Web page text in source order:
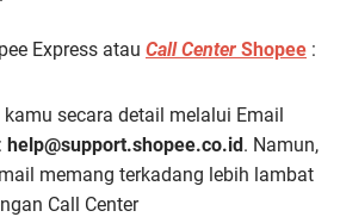
Express atau Call Center Shopee :
secara detail melalui Email
help@support.shopee.co.id. Namun,
memang terkadang lebih lambat
Call Center